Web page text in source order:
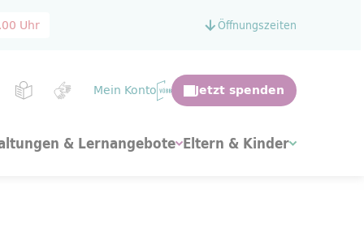
Uhr Öffnungszeiten
Mein Konto
& Lernangebote Eltern & Kinder